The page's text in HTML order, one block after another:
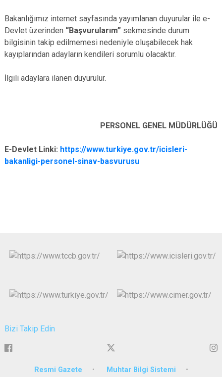
Bakanlığımız internet sayfasında yayımlanan duyurular ile e-
Devlet üzerinden “Başvurularım” sekmesinde durum
bilgisinin takip edilmemesi nedeniyle oluşabilecek hak
kayıplarından adayların kendileri sorumlu olacaktır.
İlgili adaylara ilanen duyurulur.
PERSONEL GENEL MÜDÜRLÜĞÜ
E-Devlet Linki: https://www.turkiye.gov.tr/icisleri-
bakanligi-personel-sinav-basvurusu
Bizi Takip Edin
Resmi Gazete Muhtar Bilgi Sistemi